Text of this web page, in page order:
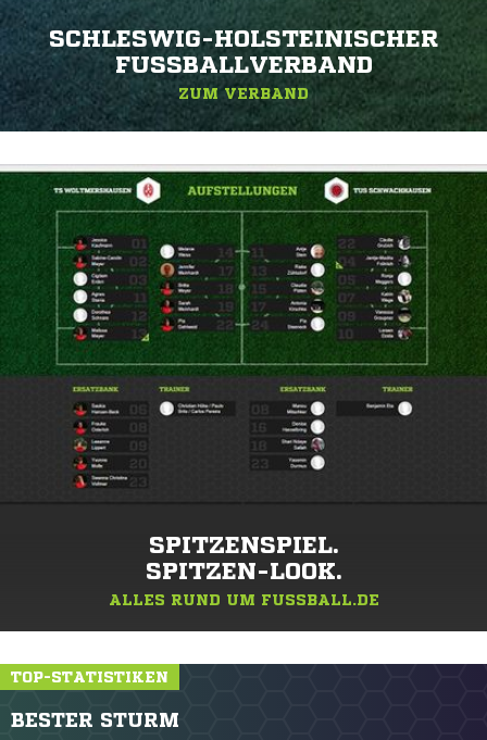
SCHLESWIG-HOLSTEINISCHER
FUSSBALLVERBAND
ZUM VERBAND
SPITZENSPIEL.
SPITZEN-LOOK.
ALLES RUND UM FUSSBALL.DE
TOP-STATISTIKEN
BESTER STURM